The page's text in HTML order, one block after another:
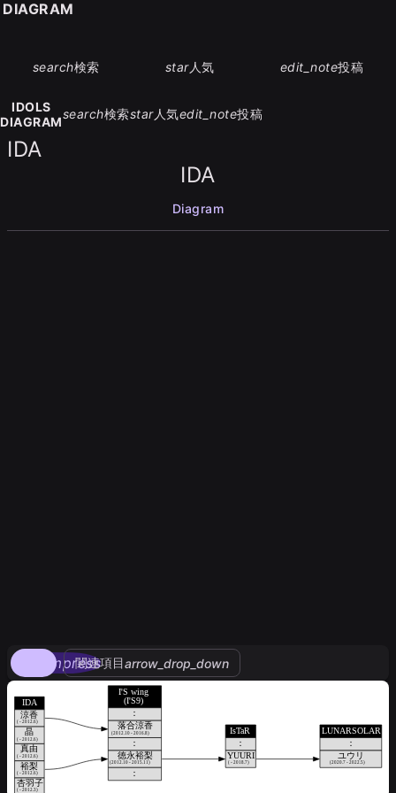
search検索 star人気 edit_note投稿
IDOLS
DIAGRAM
search検索star人気edit_note投稿
IDA
IDA
Diagram
compress
関連項目arrow_drop_down